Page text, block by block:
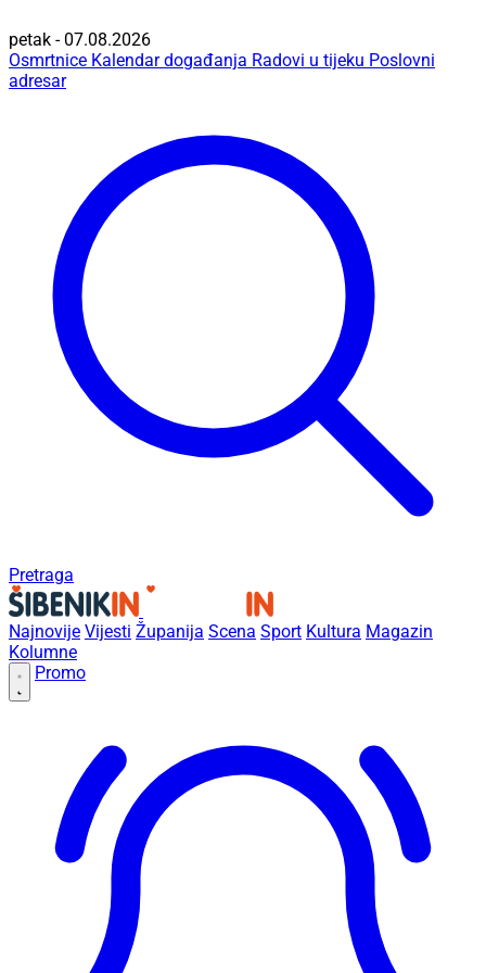
petak - 07.08.2026
Osmrtnice Kalendar događanja Radovi u tijeku Poslovni
adresar
Pretraga
Najnovije Vijesti Županija Scena Sport Kultura Magazin
Kolumne
Promo